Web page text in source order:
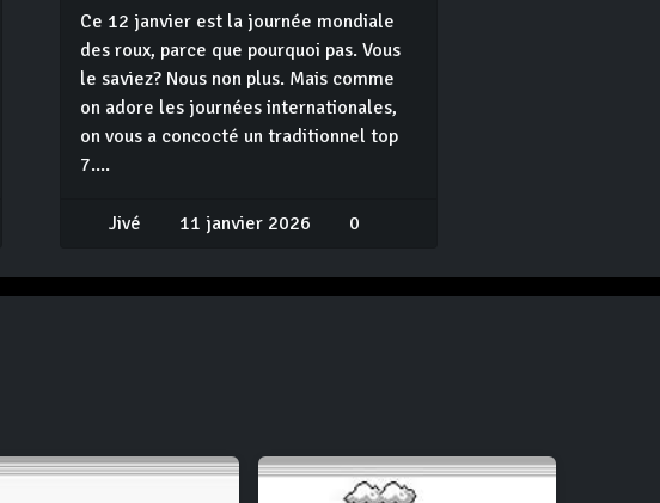
Ce 12 janvier est la journée mondiale
des roux, parce que pourquoi pas. Vous
le saviez? Nous non plus. Mais comme
on adore les journées internationales,
on vous a concocté un traditionnel top
7....
Jivé 11 janvier 2026 0